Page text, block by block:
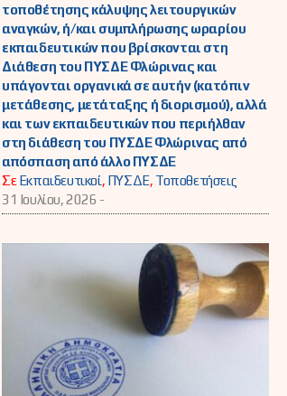
τοποθέτησης κάλυψης λειτουργικών
αναγκών, ή/και συμπλήρωσης ωραρίου
εκπαιδευτικών που βρίσκονται στη
Διάθεση του ΠΥΣΔΕ Φλώρινας και
υπάγονται οργανικά σε αυτήν (κατόπιν
μετάθεσης, μετάταξης ή διορισμού), αλλά
και των εκπαιδευτικών που περιήλθαν
στη διάθεση του ΠΥΣΔΕ Φλώρινας από
απόσπαση από άλλο ΠΥΣΔΕ
ΣεΕκπαιδευτικοί, ΠΥΣΔΕ, Τοποθετήσεις
31 Ιουλίου, 2026 -